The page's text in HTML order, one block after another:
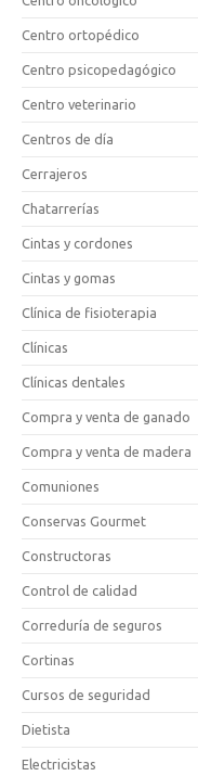
Centro ortopédico
Centro psicopedagógico
Centro veterinario
Centros de día
Cerrajeros
Chatarrerías
Cintas y cordones
Cintas y gomas
Clínica de fisioterapia
Clínicas
Clínicas dentales
Compra y venta de ganado
Compra y venta de madera
Comuniones
Conservas Gourmet
Constructoras
Control de calidad
Correduría de seguros
Cortinas
Cursos de seguridad
Dietista
Electricistas